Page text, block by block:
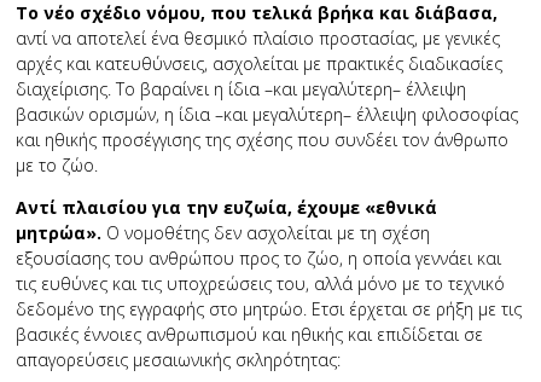
Το νέο σχέδιο νόμου, που τελικά βρήκα και διάβασα,
αντί να αποτελεί ένα θεσμικό πλαίσιο προστασίας, με γενικές
αρχές και κατευθύνσεις, ασχολείται με πρακτικές διαδικασίες
διαχείρισης. Το βαραίνει η ίδια –και μεγαλύτερη– έλλειψη
βασικών ορισμών, η ίδια –και μεγαλύτερη– έλλειψη φιλοσοφίας
και ηθικής προσέγγισης της σχέσης που συνδέει τον άνθρωπο
με το ζώο.
Αντί πλαισίου για την ευζωία, έχουμε «εθνικά
μητρώα». Ο νομοθέτης δεν ασχολείται με τη σχέση
εξουσίασης του ανθρώπου προς το ζώο, η οποία γεννάει και
τις ευθύνες και τις υποχρεώσεις του, αλλά μόνο με το τεχνικό
δεδομένο της εγγραφής στο μητρώο. Ετσι έρχεται σε ρήξη με τις
βασικές έννοιες ανθρωπισμού και ηθικής και επιδίδεται σε
απαγορεύσεις μεσαιωνικής σκληρότητας: